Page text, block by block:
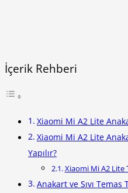
İçerik Rehberi
Xiaomi Mi A2 Lite
Xiaomi Mi A2 Lite
Yapılır?
Xiaomi Mi A2 Lite
Anakart ve Sıvı Temas